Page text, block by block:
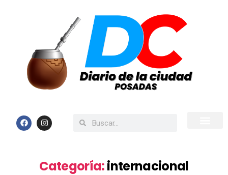
Categoría:internacional